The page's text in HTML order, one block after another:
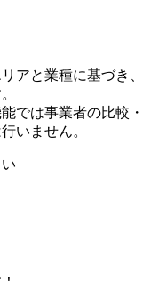
アと業種に基づき、
では事業者の比較・
いません。